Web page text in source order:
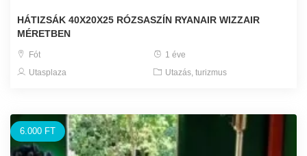
HÁTIZSÁK 40X20X25 RÓZSASZÍN RYANAIR WIZZAIR
MÉRETBEN
Fót
1 éve
Utasplaza
Utazás, turizmus
6.000 FT